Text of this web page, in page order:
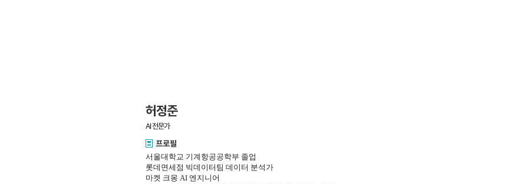
허정준
AI 전문가
프로필
서울대학교 기계항공공학부 졸업
롯데면세점 빅데이터팀 데이터 분석가
마켓 크몽 AI 엔지니어